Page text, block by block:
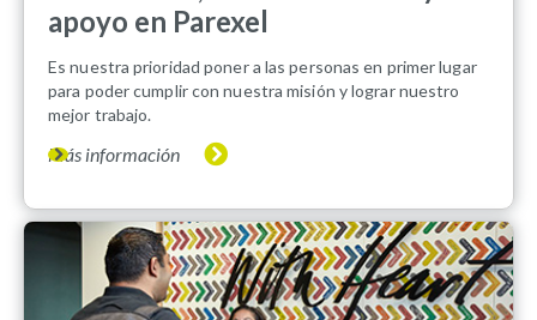
apoyo en Parexel
Es nuestra prioridad poner a las personas en primer lugar
para poder cumplir con nuestra misión y lograr nuestro
mejor trabajo.
Más información